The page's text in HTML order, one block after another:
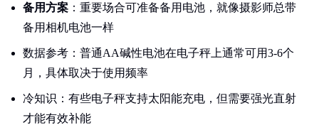
备用方案 ：重要场合可准备备用电池，就像摄影师总带
备用相机电池一样
数据参考：普通AA碱性电池在电子秤上通常可用3-6个
月，具体取决于使用频率
冷知识：有些电子秤支持太阳能充电，但需要强光直射
才能有效补能